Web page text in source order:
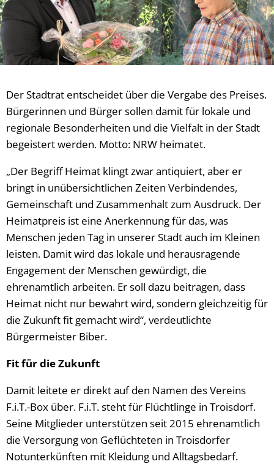
Der Stadtrat entscheidet über die Vergabe des Preises.
Bürgerinnen und Bürger sollen damit für lokale und
regionale Besonderheiten und die Vielfalt in der Stadt
begeistert werden. Motto: NRW heimatet.
„Der Begriff Heimat klingt zwar antiquiert, aber er
bringt in unübersichtlichen Zeiten Verbindendes,
Gemeinschaft und Zusammenhalt zum Ausdruck. Der
Heimatpreis ist eine Anerkennung für das, was
Menschen jeden Tag in unserer Stadt auch im Kleinen
leisten. Damit wird das lokale und herausragende
Engagement der Menschen gewürdigt, die
ehrenamtlich arbeiten. Er soll dazu beitragen, dass
Heimat nicht nur bewahrt wird, sondern gleichzeitig für
die Zukunft fit gemacht wird“, verdeutlichte
Bürgermeister Biber.
Fit für die Zukunft
Damit leitete er direkt auf den Namen des Vereins
F.i.T.-Box über. F.i.T. steht für Flüchtlinge in Troisdorf.
Seine Mitglieder unterstützen seit 2015 ehrenamtlich
die Versorgung von Geflüchteten in Troisdorfer
Notunterkünften mit Kleidung und Alltagsbedarf.